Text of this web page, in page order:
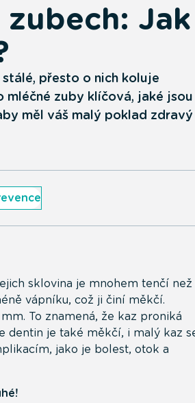
Jak
přesto o nich koluje
zuby klíčová, jaké jsou
měl váš malý poklad zdravý
sklovina je mnohem tenčí než
vápníku, což ji činí měkčí.
To znamená, že kaz proniká
dentin je také měkčí, i malý kaz
jako je bolest, otok a